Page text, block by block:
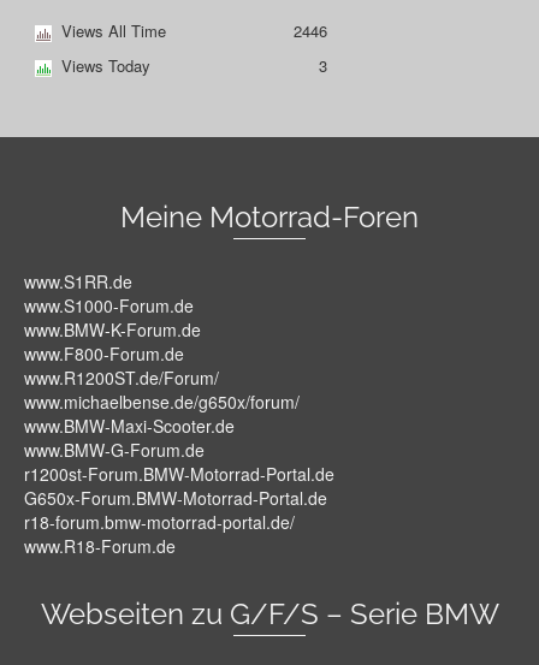
Views All Time
2446
Views Today
3
Meine Motorrad-Foren
www.S1RR.de
www.S1000-Forum.de
www.BMW-K-Forum.de
www.F800-Forum.de
www.R1200ST.de/Forum/
www.michaelbense.de/g650x/forum/
www.BMW-Maxi-Scooter.de
www.BMW-G-Forum.de
r1200st-Forum.BMW-Motorrad-Portal.de
G650x-Forum.BMW-Motorrad-Portal.de
r18-forum.bmw-motorrad-portal.de/
www.R18-Forum.de
Webseiten zu G/F/S – Serie BMW